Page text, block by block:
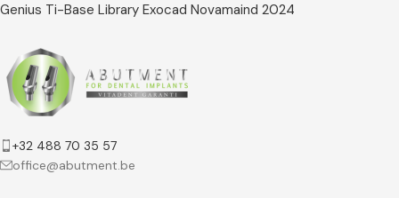
Genius Ti-Base Library Exocad Novamaind 2024
+32 488 70 35 57
office@abutment.be